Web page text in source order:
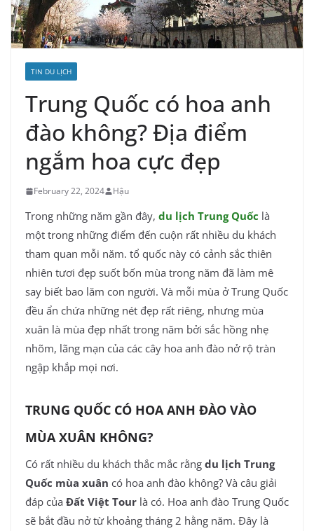
TIN DU LỊCH
Trung Quốc có hoa anh
đào không? Địa điểm
ngắm hoa cực đẹp
February 22, 2024 Hậu
Trong những năm gần đây, du lịch Trung Quốc là
một trong những điểm đến cuộn rất nhiều du khách
tham quan mỗi năm. tổ quốc này có cảnh sắc thiên
nhiên tươi đẹp suốt bốn mùa trong năm đã làm mê
say biết bao lăm con người. Và mỗi mùa ở Trung Quốc
đều ẩn chứa những nét đẹp rất riêng, nhưng mùa
xuân là mùa đẹp nhất trong năm bởi sắc hồng nhẹ
nhõm, lãng mạn của các cây hoa anh đào nở rộ tràn
ngập khắp mọi nơi.
TRUNG QUỐC CÓ HOA ANH ĐÀO VÀO
MÙA XUÂN KHÔNG?
Có rất nhiều du khách thắc mắc rằng du lịch Trung
Quốc mùa xuân có hoa anh đào không? Và câu giải
đáp của Đất Việt Tour là có. Hoa anh đào Trung Quốc
sẽ bắt đầu nở từ khoảng tháng 2 hằng năm. Đây là